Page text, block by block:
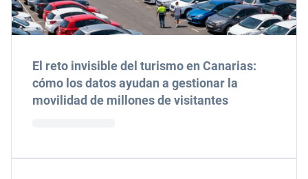
El reto invisible del turismo en Canarias:
cómo los datos ayudan a gestionar la
movilidad de millones de visitantes